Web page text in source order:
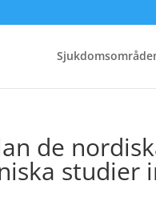
de
studier